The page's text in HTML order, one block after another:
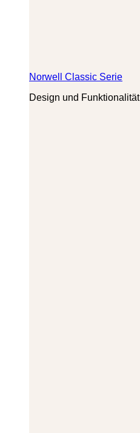
Norwell Classic Serie
Design und Funktionalität